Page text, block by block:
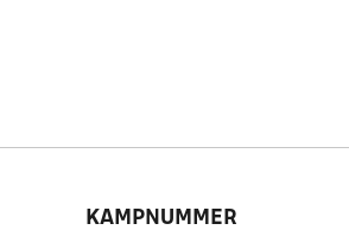
KAMPNUMMER